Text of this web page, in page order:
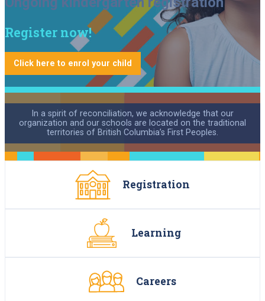
Consultations
Ce
lien
s'ouvrira
dans
une
nouvelle
fenêtre
International students
Alumni
Ce
dans
nouvelle
fenêtre
lien
s'ouvrira
dans
une
nouvelle
fenêtre
Contact us
Newsletter
Register now!
Click here to enrol your child
In a spirit of reconciliation, we acknowledge that our
organization and our schools are located on the traditional
territories of British Columbia’s First Peoples.
Registration
Learning
Careers